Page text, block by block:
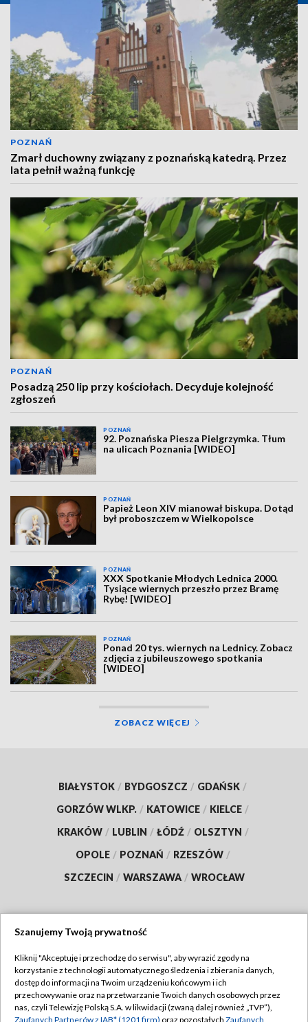
POZNAŃ
Zmarł duchowny związany z poznańską katedrą. Przez
lata pełnił ważną funkcję
POZNAŃ
Posadzą 250 lip przy kościołach. Decyduje kolejność
zgłoszeń
POZNAŃ
92. Poznańska Piesza Pielgrzymka. Tłum
na ulicach Poznania [WIDEO]
POZNAŃ
Papież Leon XIV mianował biskupa. Dotąd
był proboszczem w Wielkopolsce
POZNAŃ
XXX Spotkanie Młodych Lednica 2000.
Tysiące wiernych przeszło przez Bramę
Rybę! [WIDEO]
POZNAŃ
Ponad 20 tys. wiernych na Lednicy. Zobacz
zdjęcia z jubileuszowego spotkania
[WIDEO]
ZOBACZ WIĘCEJ
BIAŁYSTOK / BYDGOSZCZ / GDAŃSK /
GORZÓW WLKP. / KATOWICE / KIELCE /
KRAKÓW / LUBLIN / ŁÓDŹ / OLSZTYN /
OPOLE / POZNAŃ / RZESZÓW /
SZCZECIN / WARSZAWA / WROCŁAW
TVP
Abonament TVP
Emisja w TVP
Regulamin TVP
Szanujemy Twoją prywatność
Kliknij "Akceptuję i przechodzę do serwisu", aby wyrazić zgody na
korzystanie z technologii automatycznego śledzenia i zbierania danych,
dostęp do informacji na Twoim urządzeniu końcowym i ich
przechowywanie oraz na przetwarzanie Twoich danych osobowych przez
nas, czyli Telewizję Polską S.A. w likwidacji (zwaną dalej również „TVP”),
Zaufanych Partnerów z IAB* (1201 firm) oraz pozostałych Zaufanych